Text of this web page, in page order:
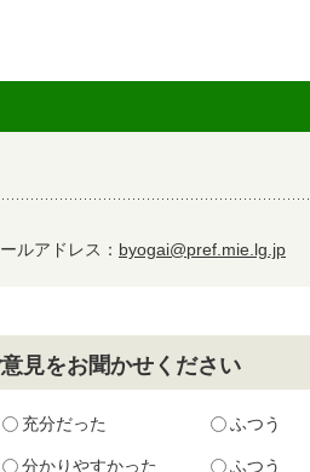
ールアドレス： byogai@pref.mie.lg.jp
見をお聞かせください
充分だった ふつう
分かりやすかった ふつう